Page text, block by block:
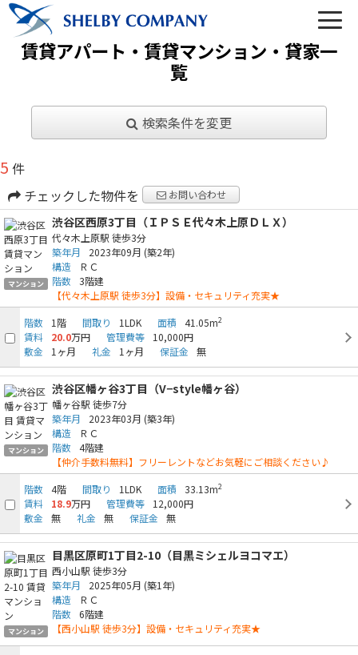
03-6450-6984
メールでのお問い合わせ
トップ
物件検索
賃貸物件一覧
単身向け特集
スタッフ紹介
会社概要
賃貸アパート・賃貸マンション・貸家一
覧
検索条件を変更
5 件
チェックした物件を
お問い合わせ
マンション
渋谷区西原3丁目（ＩＰＳＥ代々木上原ＤＬＸ）
代々木上原駅 徒歩3分
築年月
2023年09月 (築2年)
構造
ＲＣ
階数 3階建
【代々木上原駅 徒歩3分】設備・セキュリティ充実★
階数
1階 間取り 1LDK 面積 41.05m2
賃料 20.0万円 管理費等
10,000円
敷金
1ヶ月 礼金 1ヶ月 保証金 無
マンション
渋谷区幡ヶ谷3丁目（V−style幡ヶ谷）
幡ヶ谷駅 徒歩7分
築年月
2023年03月 (築3年)
構造
ＲＣ
階数 4階建
【仲介手数料無料】フリーレントなどお気軽にご相談ください♪
階数 4階 間取り 1LDK 面積 33.13m2
賃料 18.9万円 管理費等
12,000円
敷金
無 礼金 無 保証金 無
マンション
目黒区原町1丁目2-10（目黒ミシェルヨコマエ）
西小山駅 徒歩3分
築年月
2025年05月 (築1年)
構造
ＲＣ
階数 6階建
【西小山駅 徒歩3分】設備・セキュリティ充実★